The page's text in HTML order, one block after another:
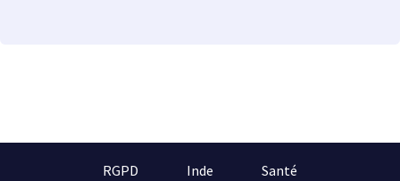
RGPD Inde
Santé